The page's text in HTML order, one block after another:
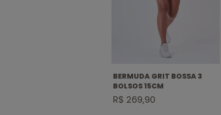
BERMUDA GRIT BOSSA 3
BOLSOS 15CM
R$ 269,90